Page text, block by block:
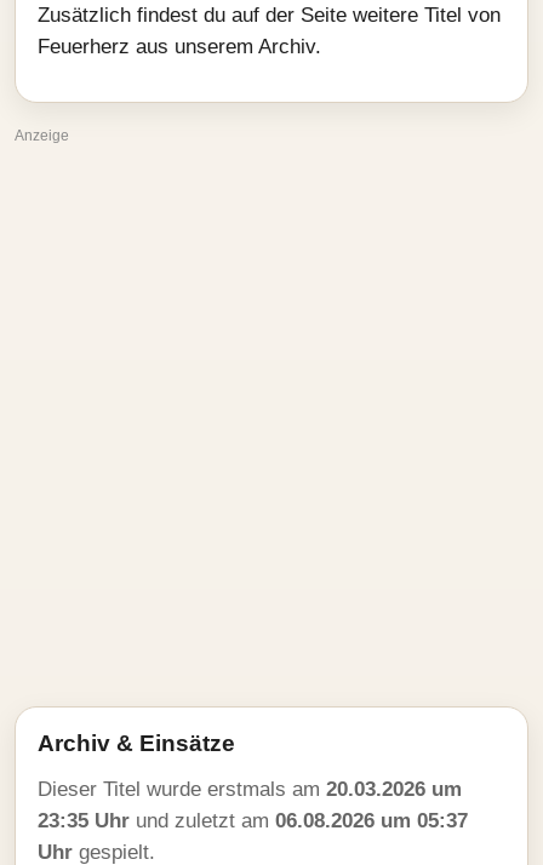
Zusätzlich findest du auf der Seite weitere Titel von
Feuerherz aus unserem Archiv.
Anzeige
Archiv & Einsätze
Dieser Titel wurde erstmals am 20.03.2026 um
23:35 Uhr und zuletzt am 06.08.2026 um 05:37
Uhr gespielt.